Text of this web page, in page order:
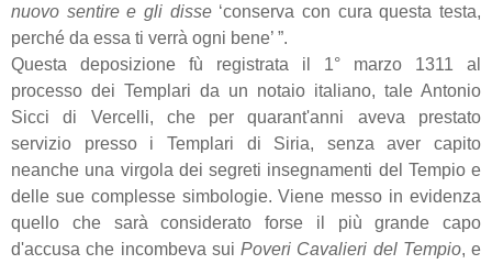
nuovo sentire e gli disse‘conserva con cura questa testa,
perché da essa ti verrà ogni bene’ ”.
Questa deposizione fù registrata il 1° marzo 1311 al
processo dei Templari da un notaio italiano, tale Antonio
Sicci di Vercelli, che per quarant'anni aveva prestato
servizio presso i Templari di Siria, senza aver capito
neanche una virgola dei segreti insegnamenti del Tempio e
delle sue complesse simbologie. Viene messo in evidenza
quello che sarà considerato forse il più grande capo
d'accusa che incombeva sui Poveri Cavalieri del Tempio, e